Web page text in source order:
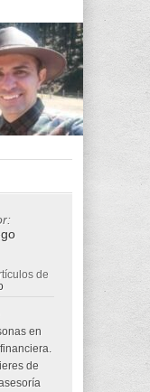
de
en
de